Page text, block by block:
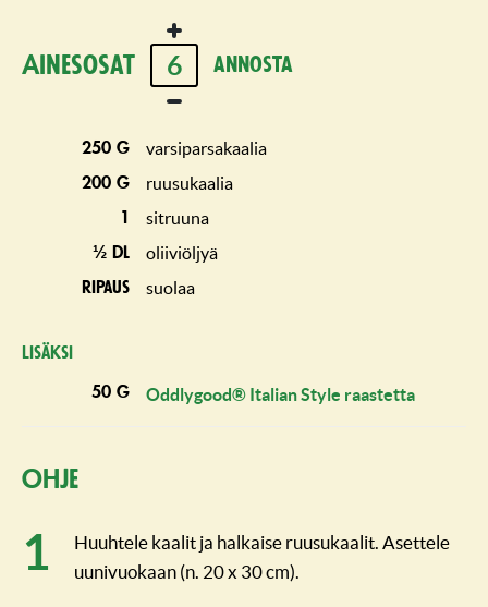
Ainesosat 6 annosta
250 g varsiparsakaalia
200 g ruusukaalia
1 sitruuna
½ dl oliiviöljyä
ripaus suolaa
Lisäksi
50 g Oddlygood® Italian Style raastetta
Ohje
Huuhtele kaalit ja halkaise ruusukaalit. Asettele
uunivuokaan (n. 20 x 30 cm).